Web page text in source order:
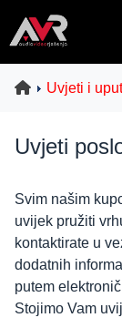
Uvjeti i
Uvjeti
Svim našim
uvijek pružiti
kontaktirate u
dodatnih
putem
Stojimo Vam